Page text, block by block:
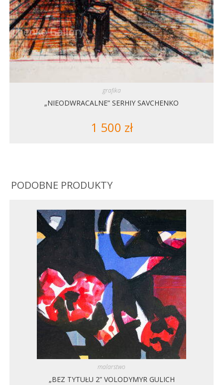
grafika
„NIEODWRACALNE” SERHIY SAVCHENKO
1 500 zł
PODOBNE PRODUKTY
malarstwo
„BEZ TYTUŁU 2” VOLODYMYR GULICH